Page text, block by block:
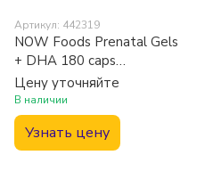
Артикул: 442319
NOW Foods Prenatal Gels
+ DHA 180 caps
(Витамины для
беременных с рыбьим
жиром)
Цену уточняйте
В наличии
Узнать цену